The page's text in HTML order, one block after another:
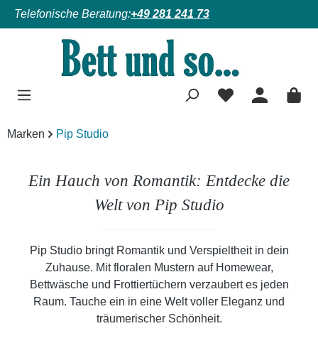
Zum Hauptinhalt springen
Telefonische Beratung:+49 281 241 73
Marken Pip Studio
Ein Hauch von Romantik: Entdecke die
Welt von Pip Studio
Pip Studio bringt Romantik und Verspieltheit in dein
Zuhause. Mit floralen Mustern auf Homewear,
Bettwäsche und Frottiertüchern verzaubert es jeden
Raum. Tauche ein in eine Welt voller Eleganz und
träumerischer Schönheit.